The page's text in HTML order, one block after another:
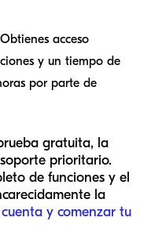
Obtienes acceso
y un tiempo de
por parte de
gratuita, la
prioritario.
de funciones y el
la
y comenzar tu